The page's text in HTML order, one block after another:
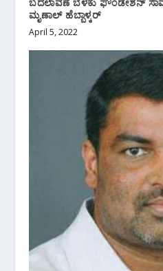
ಮೃಣಾಲ್ ಹೆಬ್ಬಾಳ್ಕರ್
April 5, 2022